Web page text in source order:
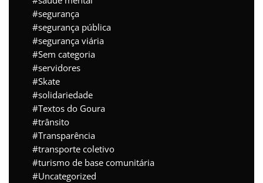
segurança
segurança pública
segurança viária
Sem categoria
servidores
Skate
solidariedade
Textos do Goura
trânsito
Transparência
transporte coletivo
turismo de base comunitária
Uncategorized